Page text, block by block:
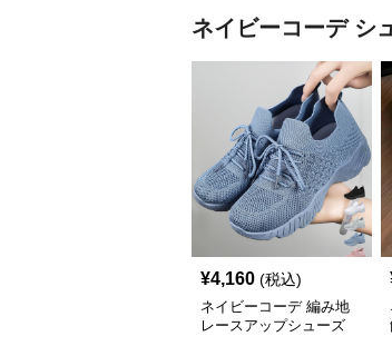
ネイビーコーデ シ
¥4,160 (税込)
ネイビーコーデ 編み地
レースアップシューズ